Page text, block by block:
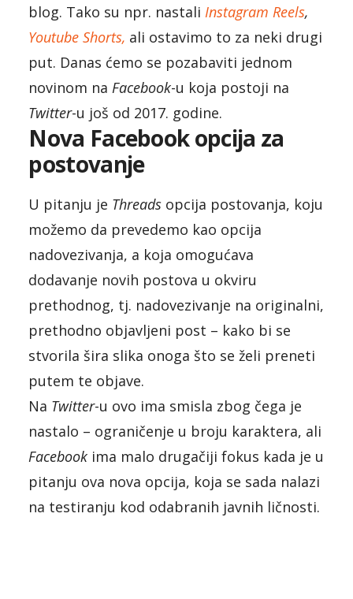
blog. Tako su npr. nastali Instagram Reels,
Youtube Shorts, ali ostavimo to za neki drugi
put. Danas ćemo se pozabaviti jednom
novinom naFacebook-u koja postoji na
Twitter-u još od 2017. godine.
Nova Facebook opcija za
postovanje
U pitanju je Threads opcija postovanja, koju
možemo da prevedemo kao opcija
nadovezivanja, a koja omogućava
dodavanje novih postova u okviru
prethodnog, tj. nadovezivanje na originalni,
prethodno objavljeni post – kako bi se
stvorila šira slika onoga što se želi preneti
putem te objave.
Na Twitter-u ovo ima smisla zbog čega je
nastalo – ograničenje u broju karaktera, ali
Facebook ima malo drugačiji fokus kada je u
pitanju ova nova opcija, koja se sada nalazi
na testiranju kod odabranih javnih ličnosti.